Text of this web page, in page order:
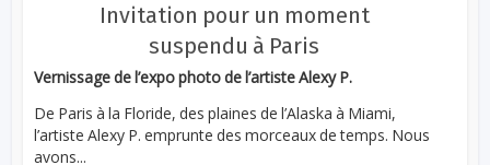
Invitation pour un moment
suspendu à Paris
Vernissage de l’expo photo de l’artiste Alexy P.
De Paris à la Floride, des plaines de l’Alaska à Miami,
l’artiste Alexy P. emprunte des morceaux de temps. Nous
avons...